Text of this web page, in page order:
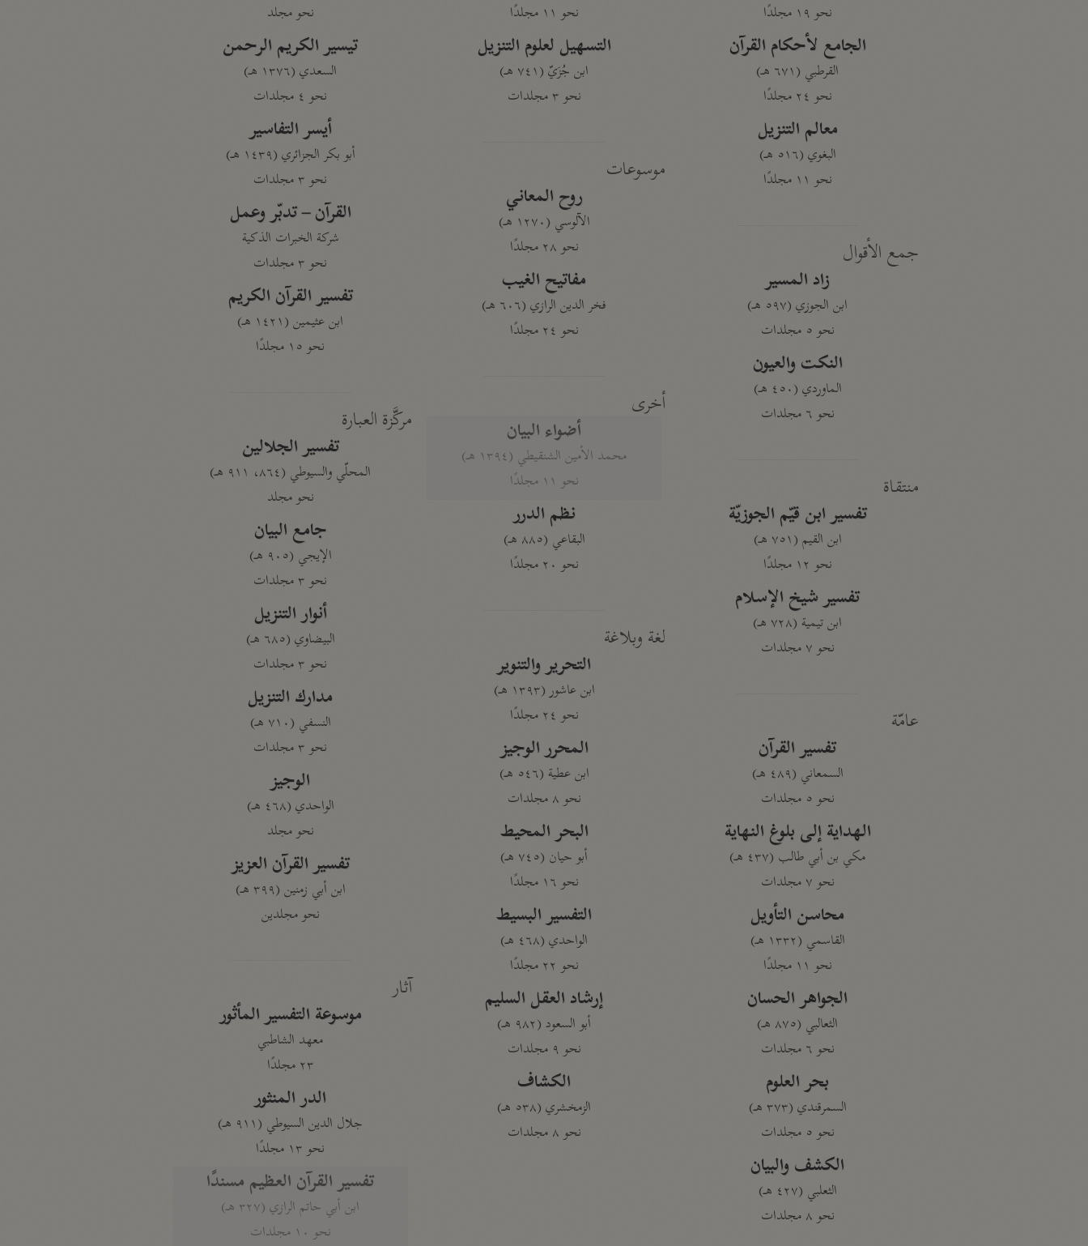
نحو ١٩ مجلدًا
الجامع لأحكام القرآن
القرطبي (٦٧١ هـ)
نحو ٢٤ مجلدًا
معالم التنزيل
البغوي (٥١٦ هـ)
نحو ١١ مجلدًا
جمع الأقوال
زاد المسير
ابن الجوزي (٥٩٧ هـ)
نحو ٥ مجلدات
النكت والعيون
الماوردي (٤٥٠ هـ)
نحو ٦ مجلدات
منتقاة
تفسير ابن قيّم الجوزيّة
ابن القيم (٧٥١ هـ)
نحو ١٢ مجلدًا
تفسير شيخ الإسلام
ابن تيمية (٧٢٨ هـ)
نحو ٧ مجلدات
عامّة
تفسير القرآن
السمعاني (٤٨٩ هـ)
نحو ٥ مجلدات
الهداية إلى بلوغ النهاية
مكي بن أبي طالب (٤٣٧ هـ)
نحو ٧ مجلدات
محاسن التأويل
القاسمي (١٣٣٢ هـ)
نحو ١١ مجلدًا
الجواهر الحسان
الثعالبي (٨٧٥ هـ)
نحو ٦ مجلدات
بحر العلوم
السمرقندي (٣٧٣ هـ)
نحو ٥ مجلدات
الكشف والبيان
الثعلبي (٤٢٧ هـ)
نحو ٨ مجلدات
نحو ١١ مجلدًا
التسهيل لعلوم التنزيل
ابن جُزَيّ (٧٤١ هـ)
نحو ٣ مجلدات
موسوعات
روح المعاني
الآلوسي (١٢٧٠ هـ)
نحو ٢٨ مجلدًا
مفاتيح الغيب
فخر الدين الرازي (٦٠٦ هـ)
نحو ٢٤ مجلدًا
أخرى
أضواء البيان
محمد الأمين الشنقيطي (١٣٩٤ هـ)
نحو ١١ مجلدًا
نظم الدرر
البقاعي (٨٨٥ هـ)
نحو ٢٠ مجلدًا
لغة وبلاغة
التحرير والتنوير
ابن عاشور (١٣٩٣ هـ)
نحو ٢٤ مجلدًا
المحرر الوجيز
ابن عطية (٥٤٦ هـ)
نحو ٨ مجلدات
البحر المحيط
أبو حيان (٧٤٥ هـ)
نحو ١٦ مجلدًا
التفسير البسيط
الواحدي (٤٦٨ هـ)
نحو ٢٢ مجلدًا
إرشاد العقل السليم
أبو السعود (٩٨٢ هـ)
نحو ٩ مجلدات
الكشاف
الزمخشري (٥٣٨ هـ)
نحو ٨ مجلدات
نحو مجلد
تيسير الكريم الرحمن
السعدي (١٣٧٦ هـ)
نحو ٤ مجلدات
أيسر التفاسير
أبو بكر الجزائري (١٤٣٩ هـ)
نحو ٣ مجلدات
القرآن – تدبّر وعمل
شركة الخبرات الذكية
نحو ٣ مجلدات
تفسير القرآن الكريم
ابن عثيمين (١٤٢١ هـ)
نحو ١٥ مجلدًا
مركَّزة العبارة
تفسير الجلالين
المحلّي والسيوطي (٨٦٤، ٩١١ هـ)
نحو مجلد
جامع البيان
الإيجي (٩٠٥ هـ)
نحو ٣ مجلدات
أنوار التنزيل
البيضاوي (٦٨٥ هـ)
نحو ٣ مجلدات
مدارك التنزيل
النسفي (٧١٠ هـ)
نحو ٣ مجلدات
الوجيز
الواحدي (٤٦٨ هـ)
نحو مجلد
تفسير القرآن العزيز
ابن أبي زمنين (٣٩٩ هـ)
نحو مجلدين
آثار
موسوعة التفسير المأثور
معهد الشاطبي
٢٣ مجلدًا
الدر المنثور
جلال الدين السيوطي (٩١١ هـ)
نحو ١٣ مجلدًا
تفسير القرآن العظيم مسندًا
ابن أبي حاتم الرازي (٣٢٧ هـ)
نحو ١٠ مجلدات